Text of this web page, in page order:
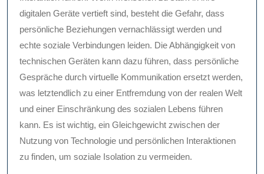
digitalen Geräte vertieft sind, besteht die Gefahr, dass
persönliche Beziehungen vernachlässigt werden und
echte soziale Verbindungen leiden. Die Abhängigkeit von
technischen Geräten kann dazu führen, dass persönliche
Gespräche durch virtuelle Kommunikation ersetzt werden,
was letztendlich zu einer Entfremdung von der realen Welt
und einer Einschränkung des sozialen Lebens führen
kann. Es ist wichtig, ein Gleichgewicht zwischen der
Nutzung von Technologie und persönlichen Interaktionen
zu finden, um soziale Isolation zu vermeiden.